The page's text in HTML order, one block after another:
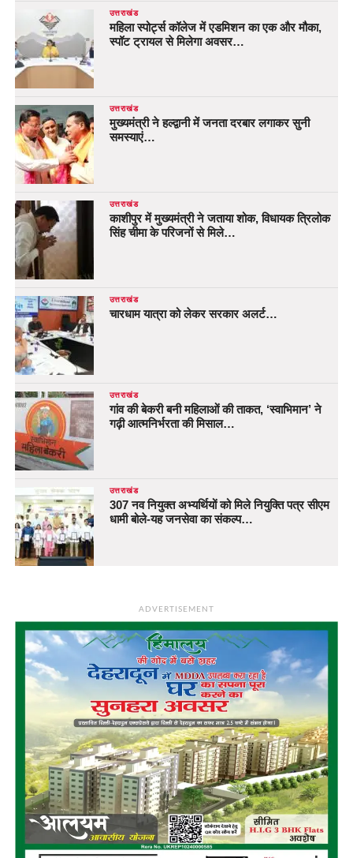
उत्तराखंड
महिला स्पोर्ट्स कॉलेज में एडमिशन का एक और मौका,
स्पॉट ट्रायल से मिलेगा अवसर…
उत्तराखंड
मुख्यमंत्री ने हल्द्वानी में जनता दरबार लगाकर सुनी
समस्याएं…
उत्तराखंड
काशीपुर में मुख्यमंत्री ने जताया शोक, विधायक त्रिलोक
सिंह चीमा के परिजनों से मिले…
उत्तराखंड
चारधाम यात्रा को लेकर सरकार अलर्ट…
उत्तराखंड
गांव की बेकरी बनी महिलाओं की ताकत, ‘स्वाभिमान’ ने
गढ़ी आत्मनिर्भरता की मिसाल…
उत्तराखंड
307 नव नियुक्त अभ्यर्थियों को मिले नियुक्ति पत्र सीएम
धामी बोले-यह जनसेवा का संकल्प…
ADVERTISEMENT